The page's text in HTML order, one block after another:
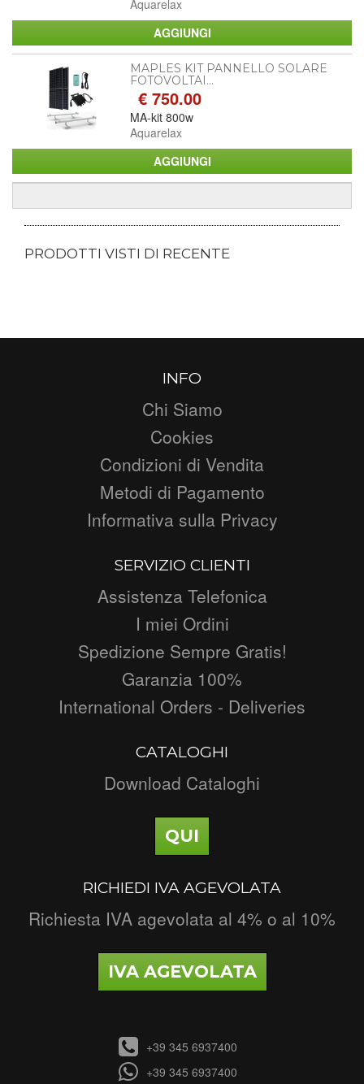
Aquarelax
MAPLES KIT PANNELLO SOLARE
FOTOVOLTAI...
€ 750.00
MA-kit 800w
Aquarelax
PRODOTTI VISTI DI RECENTE
INFO
Chi Siamo
Cookies
Condizioni di Vendita
Metodi di Pagamento
Informativa sulla Privacy
SERVIZIO CLIENTI
Assistenza Telefonica
I miei Ordini
Spedizione Sempre Gratis!
Garanzia 100%
International Orders - Deliveries
CATALOGHI
Download Cataloghi
QUI
RICHIEDI IVA AGEVOLATA
Richiesta IVA agevolata al 4% o al 10%
IVA AGEVOLATA
+39 345 6937400
+39 345 6937400